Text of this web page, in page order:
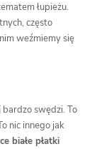
łupieżu.
często
weźmiemy się
bardzo swędzi. To
nic innego jak
białe płatki